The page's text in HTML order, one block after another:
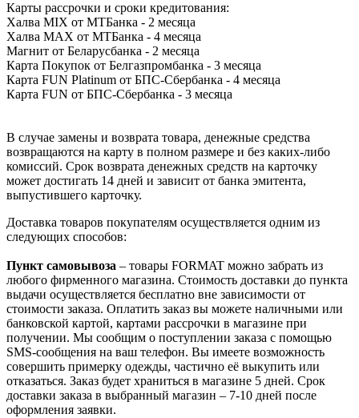
Карты рассрочки и сроки кредитования:
Халва MIX от МТБанка - 2 месяца
Халва MAX от МТБанка - 4 месяца
Магнит от Беларусбанка - 2 месяца
Карта Покупок от Белгазпромбанка - 3 месяца
Карта FUN Platinum от БПС-Сбербанка - 4 месяца
Карта FUN от БПС-Сбербанка - 3 месяца
В случае замены и возврата товара, денежные средства
возвращаются на карту в полном размере и без каких-либо
комиссий. Срок возврата денежных средств на карточку
может достигать 14 дней и зависит от банка эмитента,
выпустившего карточку.
Доставка товаров покупателям осуществляется одним из
следующих способов:
Пункт самовывоза – товары FORMAT можно забрать из
любого фирменного магазина. Стоимость доставки до пункта
выдачи осуществляется бесплатно вне зависимости от
стоимости заказа. Оплатить заказ вы можете наличными или
банковской картой, картами рассрочки в магазине при
получении. Мы сообщим о поступлении заказа с помощью
SMS-сообщения на ваш телефон. Вы имеете возможность
совершить примерку одежды, частично её выкупить или
отказаться. Заказ будет храниться в магазине 5 дней. Срок
доставки заказа в выбранный магазин – 7-10 дней после
оформления заявки.